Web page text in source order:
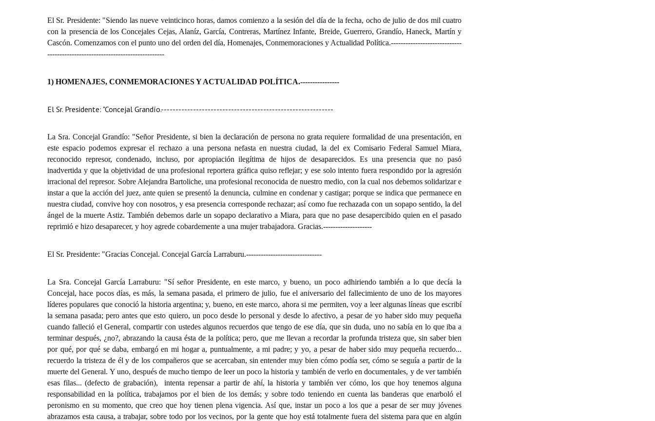
El Sr. Presidente: "Siendo las nueve veinticinco horas, damos comienzo a la sesión del día de la fecha, ocho de julio de dos mil cuatro
con la presencia de los Concejales Cejas, Alaníz, García, Contreras, Martínez Infante, Breide, Guerrero, Grandío, Haneck, Martín y
Cascón. Comenzamos con el punto uno del orden del día, Homenajes, Conmemoraciones y Actualidad Política.-----------------------------
------------------------------------------------
1) HOMENAJES, CONMEMORACIONES Y ACTUALIDAD POLÍTICA.----------------
El Sr. Presidente: "Concejal Grandío.-----------------------------------------------------------
La Sra. Concejal Grandío: "Señor Presidente, si bien la declaración de persona no grata requiere formalidad de una presentación, en
este espacio podemos expresar el rechazo a una persona nefasta en nuestra ciudad, la del ex Comisario Federal Samuel Miara,
reconocido represor, condenado, incluso, por apropiación ilegítima de hijos de desaparecidos. Es una presencia que no pasó
inadvertida y que la objetividad de una profesional reportera gráfica quiso reflejar; y ese solo intento fuera respondido por la agresión
irracional del represor. Sobre Alejandra Bartoliche, una profesional reconocida de nuestro medio, con la cual nos debemos solidarizar e
instar a que la acción del juez, ante quien se presentó la denuncia, culmine en condenar y castigar; porque se indica que permanece en
nuestra ciudad, convive hoy con nosotros, y esa presencia corresponde rechazar; así como fue rechazada con un sopapo sentido, la del
ángel de la muerte Astiz. También debemos darle un sopapo declarativo a Miara, para que no pase desapercibido quien en el pasado
reprimió e hizo desaparecer, y hoy agrede cobardemente a una mujer trabajadora. Gracias.--------------------
El Sr. Presidente: "Gracias Concejal. Concejal García Larraburu.-------------------------------
La Sra. Concejal García Larraburu: "Sí señor Presidente, en este marco, y bueno, un poco adhiriendo también a lo que decía la
Concejal, hace pocos días, es más, la semana pasada, el primero de julio, fue el aniversario del fallecimiento de uno de los mayores
líderes populares que conoció la historia argentina; y, bueno, en este marco, ahora si me permiten, voy a leer algunas líneas que escribí
la semana pasada; pero antes que esto quiero, un poco desde lo personal y desde lo afectivo, a pesar de yo haber sido muy pequeña
cuando falleció el General, compartir con ustedes algunos recuerdos que tengo de ese día, que sin duda, uno no sabía en lo que iba a
terminar después, ¿no?, abrazando la causa ésta de la política; pero, que me llevan a recordar la profunda tristeza que, sin saber bien
por qué, por qué se daba, embargó en mi hogar a, puntualmente, a mi padre; y yo, a pesar de haber sido muy pequeña recuerdo...
recuerdo la tristeza de él y de los compañeros que se acercaban, sin entender muy bien cómo podía ser, cómo se seguía a partir de la
muerte del General. Y uno, después de mucho tiempo de leer un poco la historia y también de verlo en documentales, y de ver también
esas filas... (defecto de grabación),
intenta repensar a partir de ahí, la historia y también ver cómo, los que hoy tenemos alguna
responsabilidad en la política, trabajamos por el bien de los demás; y sobre todo teniendo en cuenta las banderas que enarboló el
peronismo en su momento, que creo que hoy tienen plena vigencia. Así que, instar un poco a los que a pesar de ser muy jóvenes
abrazamos esta causa, a trabajar, sobre todo por los vecinos, por la gente que hoy está totalmente fuera del sistema para que en algún